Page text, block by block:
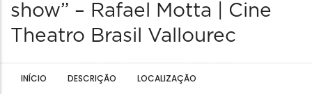
show” – Rafael Motta | Cine
Theatro Brasil Vallourec
INÍCIO DESCRIÇÃO LOCALIZAÇÃO